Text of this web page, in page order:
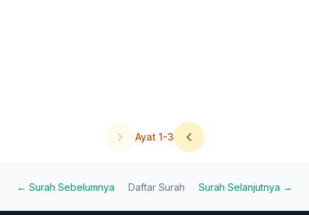
Ayat 1-3
← Surah Sebelumnya Daftar Surah Surah Selanjutnya →